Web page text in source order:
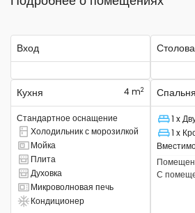
Вход
Кухня 4 m2
Стандартное оснащение
Есть комбинированный холодильник.
Холодильник с морозилкой
Там есть раковина
Мойка
Там есть плита
Плита
Там есть духовка
Духовка
Есть микроволновая печь
Микроволновая печь
Есть кондиционер
Кондиционер
Спальня
1 x
Спальное
1 x
С